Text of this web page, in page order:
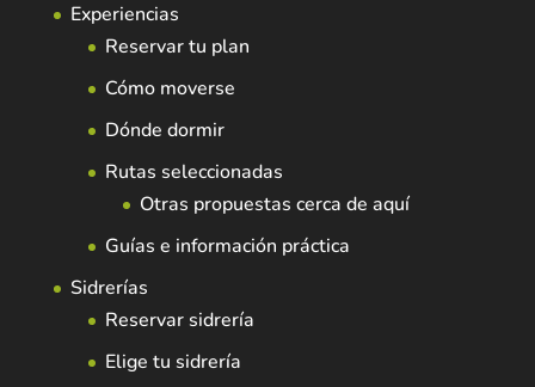
Experiencias
Reservar tu plan
Cómo moverse
Dónde dormir
Rutas seleccionadas
Otras propuestas cerca de aquí
Guías e información práctica
Sidrerías
Reservar sidrería
Elige tu sidrería